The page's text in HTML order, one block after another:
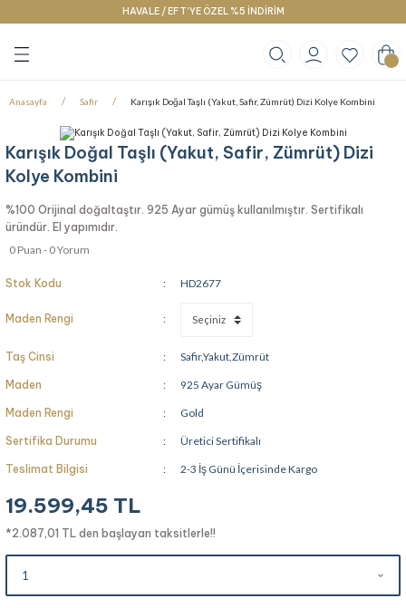
HAVALE / EFT’YE ÖZEL %5 İNDİRİM
Geri Dön
Geri Dön
Geri Dön
Anasayfa Safir Karışık Doğal Taşlı (Yakut, Safir, Zümrüt) Dizi Kolye Kombini
Karışık Doğal Taşlı (Yakut, Safir, Zümrüt) Dizi
Kolye Kombini
%100 Orijinal doğaltaştır. 925 Ayar gümüş kullanılmıştır. Sertifikalı
üründür. El yapımıdır.
0 Puan - 0 Yorum
Stok Kodu HD2677
Maden Rengi
Taş Cinsi Safir,Yakut,Zümrüt
Maden 925 Ayar Gümüş
Maden Rengi Gold
Sertifika Durumu Üretici Sertifikalı
Teslimat Bilgisi 2-3 İş Günü İçerisinde Kargo
19.599,45 TL
*2.087,01 TL den başlayan taksitlerle!!